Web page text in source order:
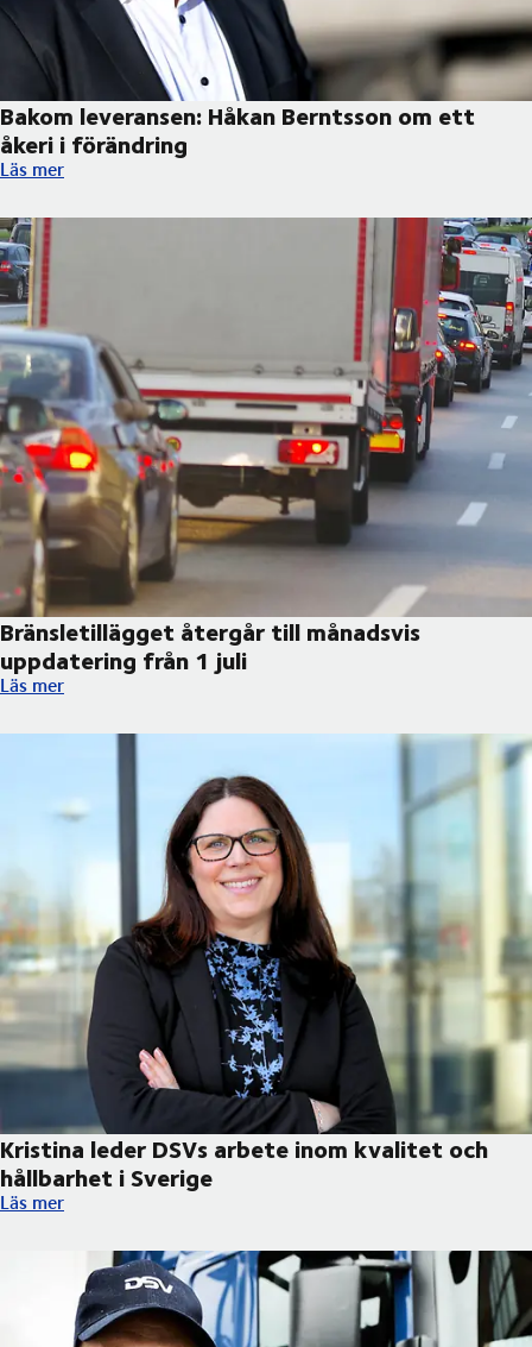
Bakom leveransen: Håkan Berntsson om ett
åkeri i förändring
Bakom leveransen: Håkan Berntsson om ett åkeri i förändring
Läs mer
Bränsletillägget återgår till månadsvis
uppdatering från 1 juli
Bränsletillägget återgår till månadsvis uppdatering från 1 juli
Läs mer
Kristina leder DSVs arbete inom kvalitet och
hållbarhet i Sverige
Kristina leder DSVs arbete inom kvalitet och hållbarhet i
Läs mer